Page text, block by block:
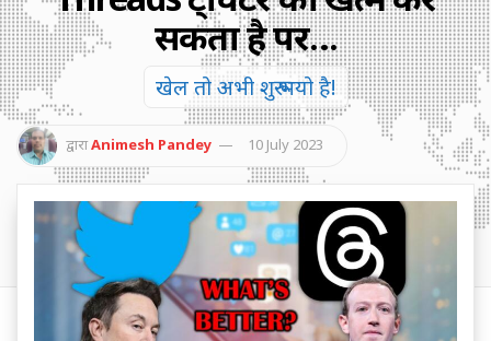
सकता है पर…
खेल तो अभी शुरू भयो है!
द्वाराAnimesh Pandey 10 July 2023